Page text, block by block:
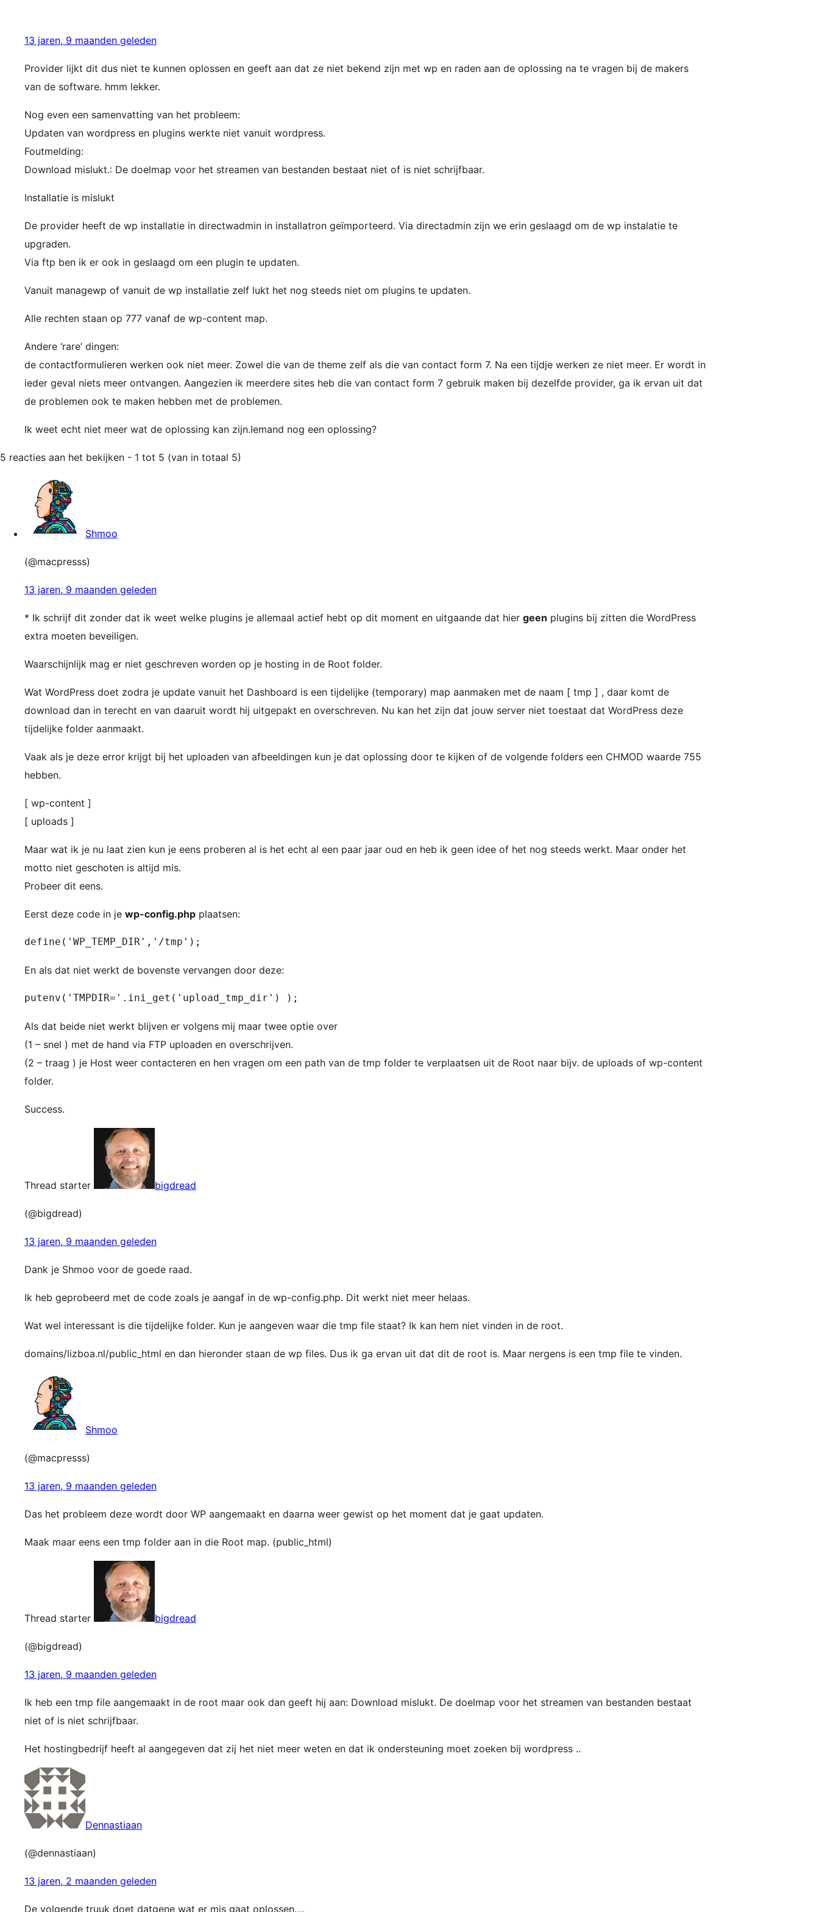
13 jaren, 9 maanden geleden
Provider lijkt dit dus niet te kunnen oplossen en geeft aan dat ze niet bekend zijn met wp en raden aan de oplossing na te vragen bij de makers
van de software. hmm lekker.
Nog even een samenvatting van het probleem:
Updaten van wordpress en plugins werkte niet vanuit wordpress.
Foutmelding:
Download mislukt.: De doelmap voor het streamen van bestanden bestaat niet of is niet schrijfbaar.
Installatie is mislukt
De provider heeft de wp installatie in directwadmin in installatron geïmporteerd. Via directadmin zijn we erin geslaagd om de wp instalatie te
upgraden.
Via ftp ben ik er ook in geslaagd om een plugin te updaten.
Vanuit managewp of vanuit de wp installatie zelf lukt het nog steeds niet om plugins te updaten.
Alle rechten staan op 777 vanaf de wp-content map.
Andere ‘rare’ dingen:
de contactformulieren werken ook niet meer. Zowel die van de theme zelf als die van contact form 7. Na een tijdje werken ze niet meer. Er wordt in
ieder geval niets meer ontvangen. Aangezien ik meerdere sites heb die van contact form 7 gebruik maken bij dezelfde provider, ga ik ervan uit dat
de problemen ook te maken hebben met de problemen.
Ik weet echt niet meer wat de oplossing kan zijn.Iemand nog een oplossing?
5 reacties aan het bekijken - 1 tot 5 (van in totaal 5)
Shmoo
(@macpresss)
13 jaren, 9 maanden geleden
* Ik schrijf dit zonder dat ik weet welke plugins je allemaal actief hebt op dit moment en uitgaande dat hier geen plugins bij zitten die WordPress
extra moeten beveiligen.
Waarschijnlijk mag er niet geschreven worden op je hosting in de Root folder.
Wat WordPress doet zodra je update vanuit het Dashboard is een tijdelijke (temporary) map aanmaken met de naam [ tmp ] , daar komt de
download dan in terecht en van daaruit wordt hij uitgepakt en overschreven. Nu kan het zijn dat jouw server niet toestaat dat WordPress deze
tijdelijke folder aanmaakt.
Vaak als je deze error krijgt bij het uploaden van afbeeldingen kun je dat oplossing door te kijken of de volgende folders een CHMOD waarde 755
hebben.
[ wp-content ]
[ uploads ]
Maar wat ik je nu laat zien kun je eens proberen al is het echt al een paar jaar oud en heb ik geen idee of het nog steeds werkt. Maar onder het
motto niet geschoten is altijd mis.
Probeer dit eens.
Eerst deze code in je wp-config.php plaatsen:
define('WP_TEMP_DIR','/tmp');
En als dat niet werkt de bovenste vervangen door deze:
putenv('TMPDIR='.ini_get('upload_tmp_dir') );
Als dat beide niet werkt blijven er volgens mij maar twee optie over
(1 – snel ) met de hand via FTP uploaden en overschrijven.
(2 – traag ) je Host weer contacteren en hen vragen om een path van de tmp folder te verplaatsen uit de Root naar bijv. de uploads of wp-content
folder.
Success.
Thread starter bigdread
(@bigdread)
13 jaren, 9 maanden geleden
Dank je Shmoo voor de goede raad.
Ik heb geprobeerd met de code zoals je aangaf in de wp-config.php. Dit werkt niet meer helaas.
Wat wel interessant is die tijdelijke folder. Kun je aangeven waar die tmp file staat? Ik kan hem niet vinden in de root.
domains/lizboa.nl/public_html en dan hieronder staan de wp files. Dus ik ga ervan uit dat dit de root is. Maar nergens is een tmp file te vinden.
Shmoo
(@macpresss)
13 jaren, 9 maanden geleden
Das het probleem deze wordt door WP aangemaakt en daarna weer gewist op het moment dat je gaat updaten.
Maak maar eens een tmp folder aan in die Root map. (public_html)
Thread starter bigdread
(@bigdread)
13 jaren, 9 maanden geleden
Ik heb een tmp file aangemaakt in de root maar ook dan geeft hij aan: Download mislukt. De doelmap voor het streamen van bestanden bestaat
niet of is niet schrijfbaar.
Het hostingbedrijf heeft al aangegeven dat zij het niet meer weten en dat ik ondersteuning moet zoeken bij wordpress ..
Dennastiaan
(@dennastiaan)
13 jaren, 2 maanden geleden
De volgende truuk doet datgene wat er mis gaat oplossen….